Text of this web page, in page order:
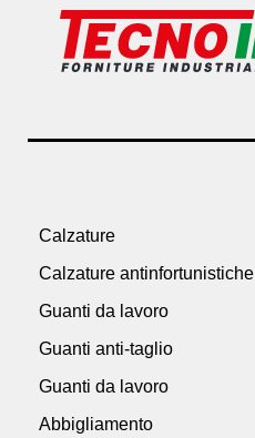
Calzature
Calzature antinfortunistiche
Guanti da lavoro
Guanti anti-taglio
Guanti da lavoro
Abbigliamento